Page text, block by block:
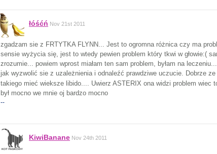
łóśćń Nov 21st 2011
zgadzam sie z FRTYTKA FLYNN... Jest to ogromna różnica czy ma
sensie wyżycia się, jest to wtedy pewien problem który tkwi w głowie:(
zrozumie... powiem wprost miałam ten sam problem, byłam na
jak wyzwolić sie z uzależnienia i odnaleźć prawdziwe uczucie. Dobrze
takiego mieć wieksze libido.... Uwierz ASTERIX ona widzi problem wiec
był mocno we mnie oj bardzo mocno
--
KiwiBanane Nov 24th 2011